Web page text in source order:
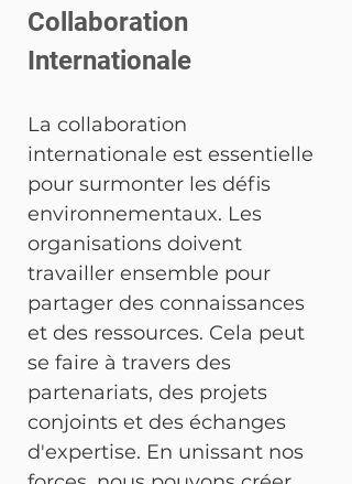
Collaboration
Internationale
La collaboration
internationale est essentielle
pour surmonter les défis
environnementaux. Les
organisations doivent
travailler ensemble pour
partager des connaissances
et des ressources. Cela peut
se faire à travers des
partenariats, des projets
conjoints et des échanges
d'expertise. En unissant nos